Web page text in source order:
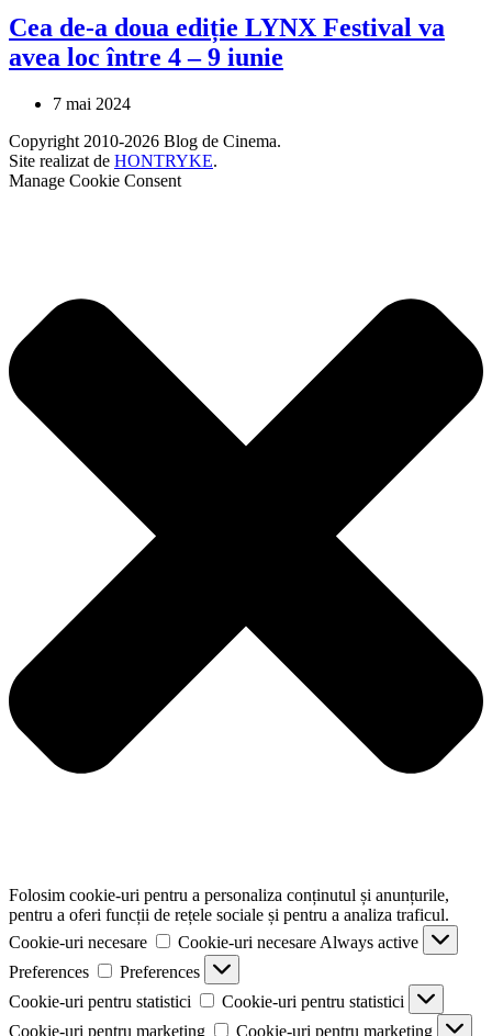
Cea de-a doua ediție LYNX Festival va
avea loc între 4 – 9 iunie
7 mai 2024
Copyright 2010-2026 Blog de Cinema.
Site realizat de HONTRYKE.
Manage Cookie Consent
Folosim cookie-uri pentru a personaliza conținutul și anunțurile,
pentru a oferi funcții de rețele sociale și pentru a analiza traficul.
Cookie-uri necesare
Cookie-uri necesare Always active
Preferences
Preferences
Cookie-uri pentru statistici
Cookie-uri pentru statistici
Cookie-uri pentru marketing
Cookie-uri pentru marketing